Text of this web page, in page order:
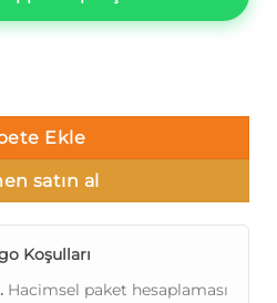
Geometrik şekiller Duvar Kağıdı
Ekle
satın al
Koşulları
Hacimsel paket hesaplaması